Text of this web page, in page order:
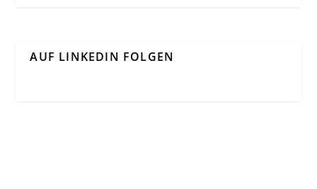
AUF LINKEDIN FOLGEN